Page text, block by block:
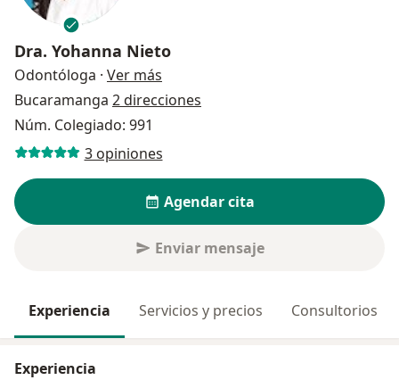
Dra. Yohanna Nieto
Odontóloga · Ver más
Bucaramanga 2 direcciones
Núm. Colegiado: 991
3 opiniones
Agendar cita
Enviar mensaje
Experiencia Servicios y precios Consultorios
Experiencia